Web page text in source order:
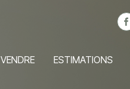
VENDRE ESTIMATIONS